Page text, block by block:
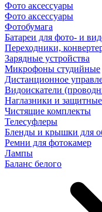
Фото аксессуары
Фото аксессуары
Фотобумага
Батареи для фото- и
Переходники,
Зарядные устройства
Микрофоны студийные
Дистанционное
Видоискатели
Наглазники и
Чистящие комплекты
Телесуфлеры
Бленды и крышки для
Ремни для фотокамер
Лампы
Баланс белого